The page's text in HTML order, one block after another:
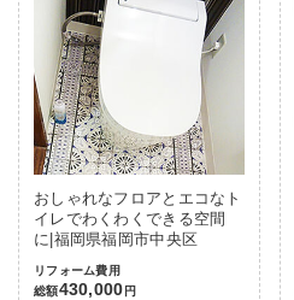
おしゃれなフロアとエコなト
イレでわくわくできる空間
に|福岡県福岡市中央区
リフォーム費用
総額430,000 円